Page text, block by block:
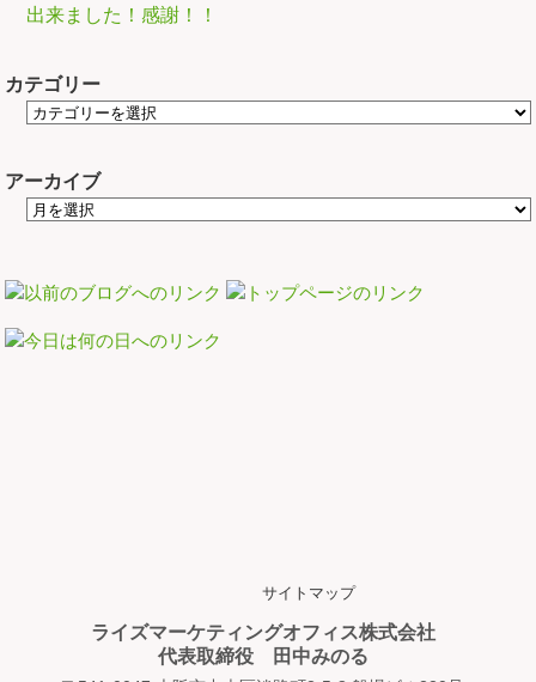
出来ました！感謝！！
カテゴリー
アーカイブ
サイトマップ
ライズマーケティングオフィス株式会社
代表取締役 田中みのる